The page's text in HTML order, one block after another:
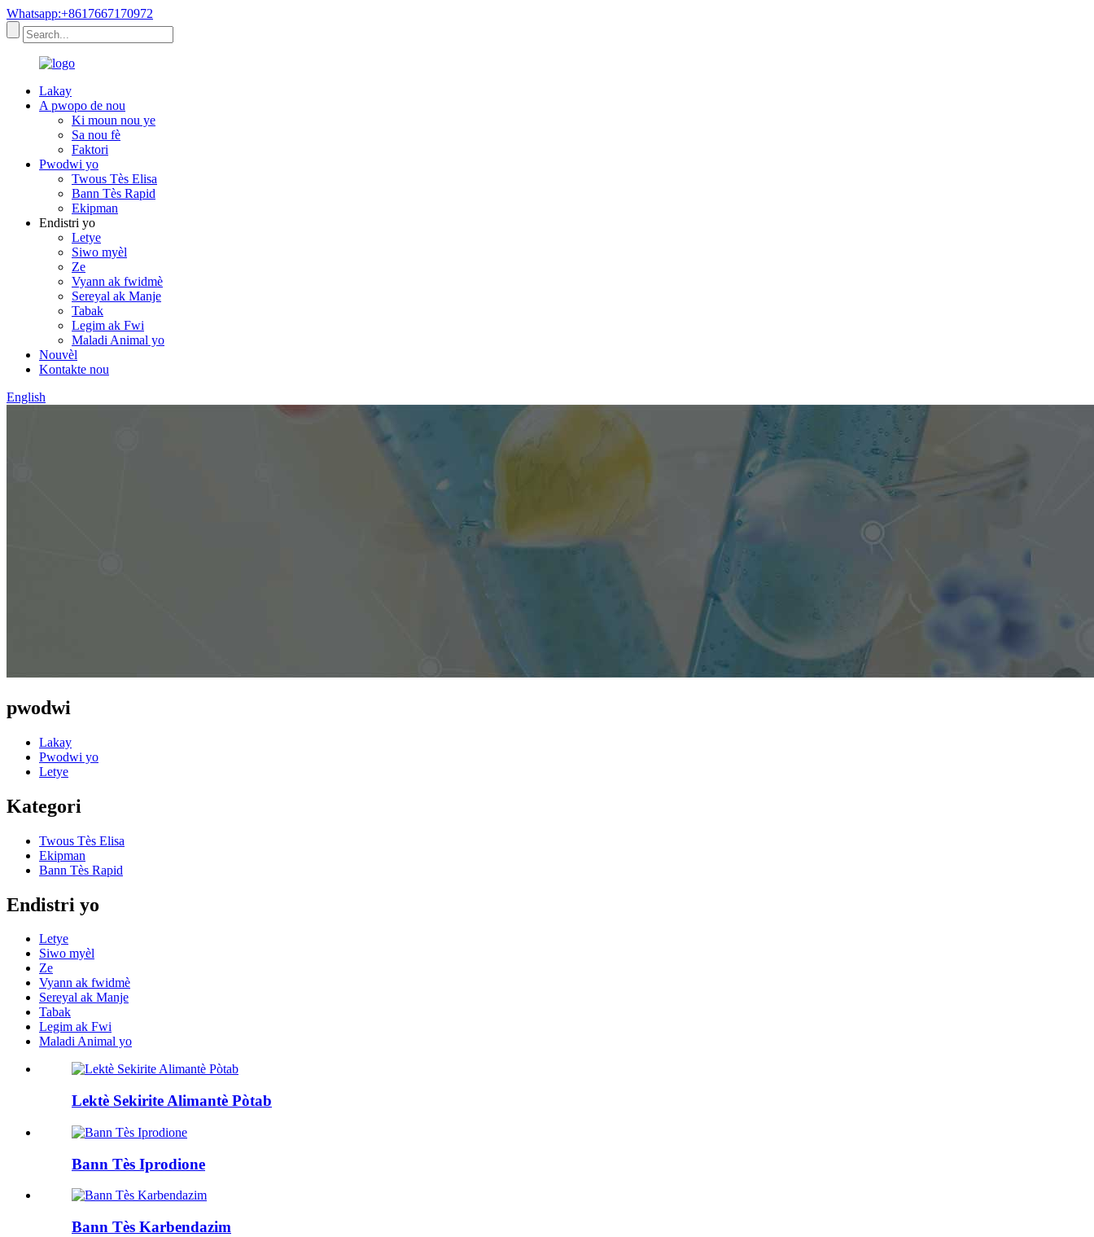
Whatsapp:+8617667170972
Lakay
A pwopo de nou
Ki moun nou ye
Sa nou fè
Faktori
Pwodwi yo
Twous Tès Elisa
Bann Tès Rapid
Ekipman
Endistri yo
Letye
Siwo myèl
Ze
Vyann ak fwidmè
Sereyal ak Manje
Tabak
Legim ak Fwi
Maladi Animal yo
Nouvèl
Kontakte nou
English
pwodwi
Lakay
Pwodwi yo
Letye
Kategori
Twous Tès Elisa
Ekipman
Bann Tès Rapid
Endistri yo
Letye
Siwo myèl
Ze
Vyann ak fwidmè
Sereyal ak Manje
Tabak
Legim ak Fwi
Maladi Animal yo
Lektè Sekirite Alimantè Pòtab
Bann Tès Iprodione
Bann Tès Karbendazim